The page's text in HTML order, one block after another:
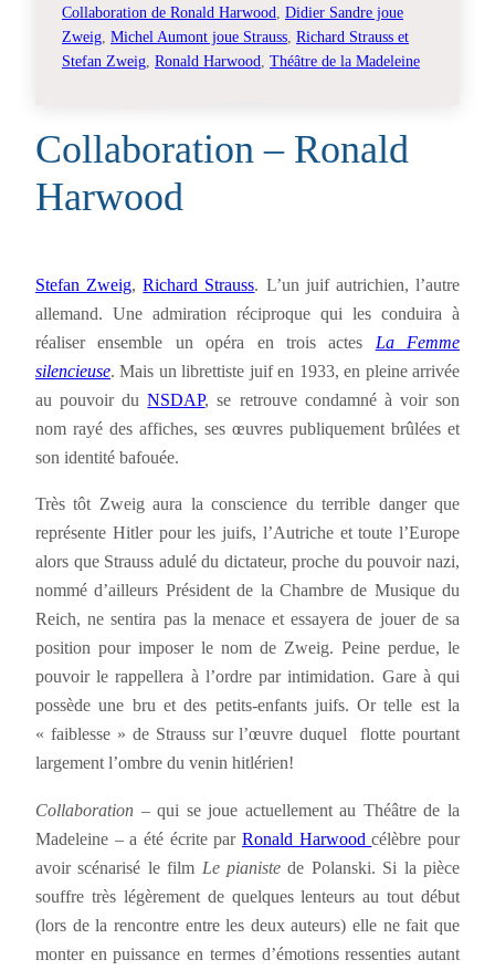
Collaboration de Ronald Harwood Didier Sandre joue
Zweig Michel Aumont joue Strauss Richard Strauss et
Stefan Zweig Ronald Harwood Théâtre de la Madeleine
Collaboration – Ronald
Harwood
Stefan Zweig,Richard Strauss. L’un juif autrichien, l’autre
allemand. Une admiration réciproque qui les conduira à
réaliser ensemble un opéra en trois actes La Femme
silencieuse. Mais un librettiste juif en 1933, en pleine arrivée
au pouvoir duNSDAP, se retrouve condamné à voir son
nom rayé des affiches, ses œuvres publiquement brûlées et
son identité bafouée.
Très tôt Zweig aura la conscience du terrible danger que
représente Hitler pour les juifs, l’Autriche et toute l’Europe
alors que Strauss adulé du dictateur, proche du pouvoir nazi,
nommé d’ailleurs Président de la Chambre de Musique du
Reich, ne sentira pas la menace et essayera de jouer de sa
position pour imposer le nom de Zweig. Peine perdue, le
pouvoir le rappellera à l’ordre par intimidation. Gare à qui
possède une bru et des petits-enfants juifs. Or telle est la
« faiblesse » de Strauss sur l’œuvre duquel flotte pourtant
largement l’ombre du venin hitlérien!
Collaboration – qui se joue actuellement au Théâtre de la
Madeleine – a été écrite par Ronald Harwoodcélèbre pour
avoir scénarisé le film Le pianistede Polanski. Si la pièce
souffre très légèrement de quelques lenteurs au tout début
(lors de la rencontre entre les deux auteurs) elle ne fait que
monter en puissance en termes d’émotions ressenties autant